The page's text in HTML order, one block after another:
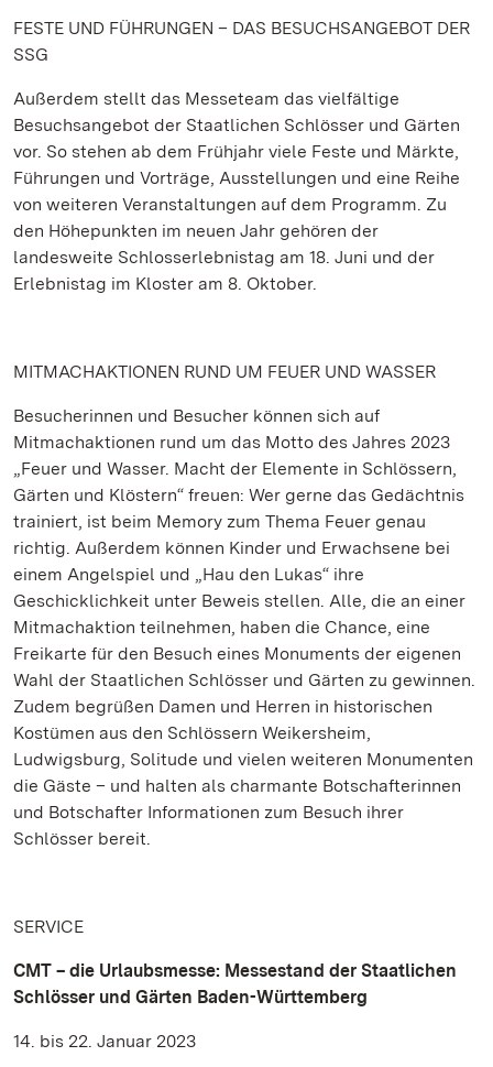
FESTE UND FÜHRUNGEN – DAS BESUCHSANGEBOT DER
SSG
Außerdem stellt das Messeteam das vielfältige
Besuchsangebot der Staatlichen Schlösser und Gärten
vor. So stehen ab dem Frühjahr viele Feste und Märkte,
Führungen und Vorträge, Ausstellungen und eine Reihe
von weiteren Veranstaltungen auf dem Programm. Zu
den Höhepunkten im neuen Jahr gehören der
landesweite Schlosserlebnistag am 18. Juni und der
Erlebnistag im Kloster am 8. Oktober.
MITMACHAKTIONEN RUND UM FEUER UND WASSER
Besucherinnen und Besucher können sich auf
Mitmachaktionen rund um das Motto des Jahres 2023
„Feuer und Wasser. Macht der Elemente in Schlössern,
Gärten und Klöstern“ freuen: Wer gerne das Gedächtnis
trainiert, ist beim Memory zum Thema Feuer genau
richtig. Außerdem können Kinder und Erwachsene bei
einem Angelspiel und „Hau den Lukas“ ihre
Geschicklichkeit unter Beweis stellen. Alle, die an einer
Mitmachaktion teilnehmen, haben die Chance, eine
Freikarte für den Besuch eines Monuments der eigenen
Wahl der Staatlichen Schlösser und Gärten zu gewinnen.
Zudem begrüßen Damen und Herren in historischen
Kostümen aus den Schlössern Weikersheim,
Ludwigsburg, Solitude und vielen weiteren Monumenten
die Gäste – und halten als charmante Botschafterinnen
und Botschafter Informationen zum Besuch ihrer
Schlösser bereit.
SERVICE
CMT – die Urlaubsmesse: Messestand der Staatlichen
Schlösser und Gärten Baden-Württemberg
14. bis 22. Januar 2023